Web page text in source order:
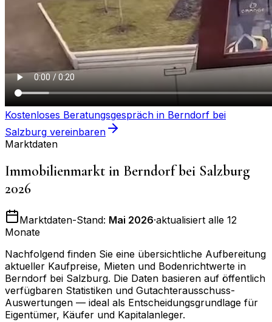
Kostenloses Beratungsgespräch in Berndorf bei
Salzburg vereinbaren
Marktdaten
Immobilienmarkt in Berndorf bei Salzburg
2026
Marktdaten-Stand: Mai 2026·aktualisiert alle 12
Monate
Nachfolgend finden Sie eine übersichtliche Aufbereitung
aktueller Kaufpreise, Mieten und Bodenrichtwerte in
Berndorf bei Salzburg. Die Daten basieren auf öffentlich
verfügbaren Statistiken und Gutachterausschuss-
Auswertungen — ideal als Entscheidungsgrundlage für
Eigentümer, Käufer und Kapitalanleger.